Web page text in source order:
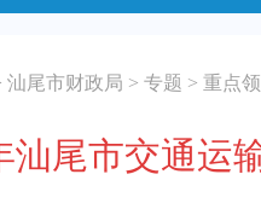
汕尾市财政局 > 专题 > 重点
汕尾市交通运